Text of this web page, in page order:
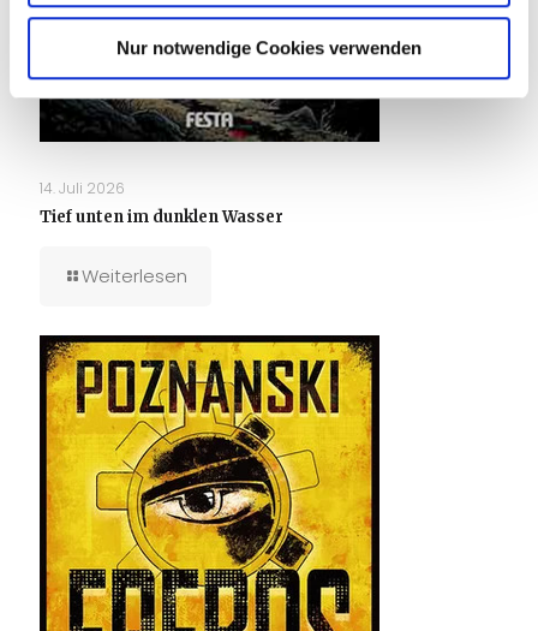
Nur notwendige Cookies verwenden
14. Juli 2026
Tief unten im dunklen Wasser
Weiterlesen